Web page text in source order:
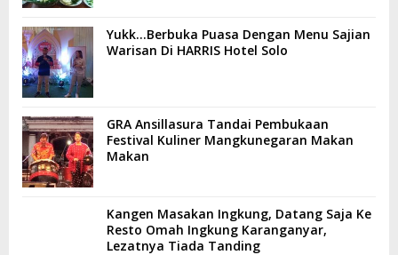
Yukk…Berbuka Puasa Dengan Menu Sajian
Warisan Di HARRIS Hotel Solo
GRA Ansillasura Tandai Pembukaan
Festival Kuliner Mangkunegaran Makan
Makan
Kangen Masakan Ingkung, Datang Saja Ke
Resto Omah Ingkung Karanganyar,
Lezatnya Tiada Tanding